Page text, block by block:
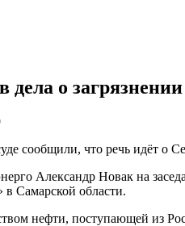
дела о
сообщили, что речь идёт о
Александр Новак на
в Самарской области.
нефти, поступающей из